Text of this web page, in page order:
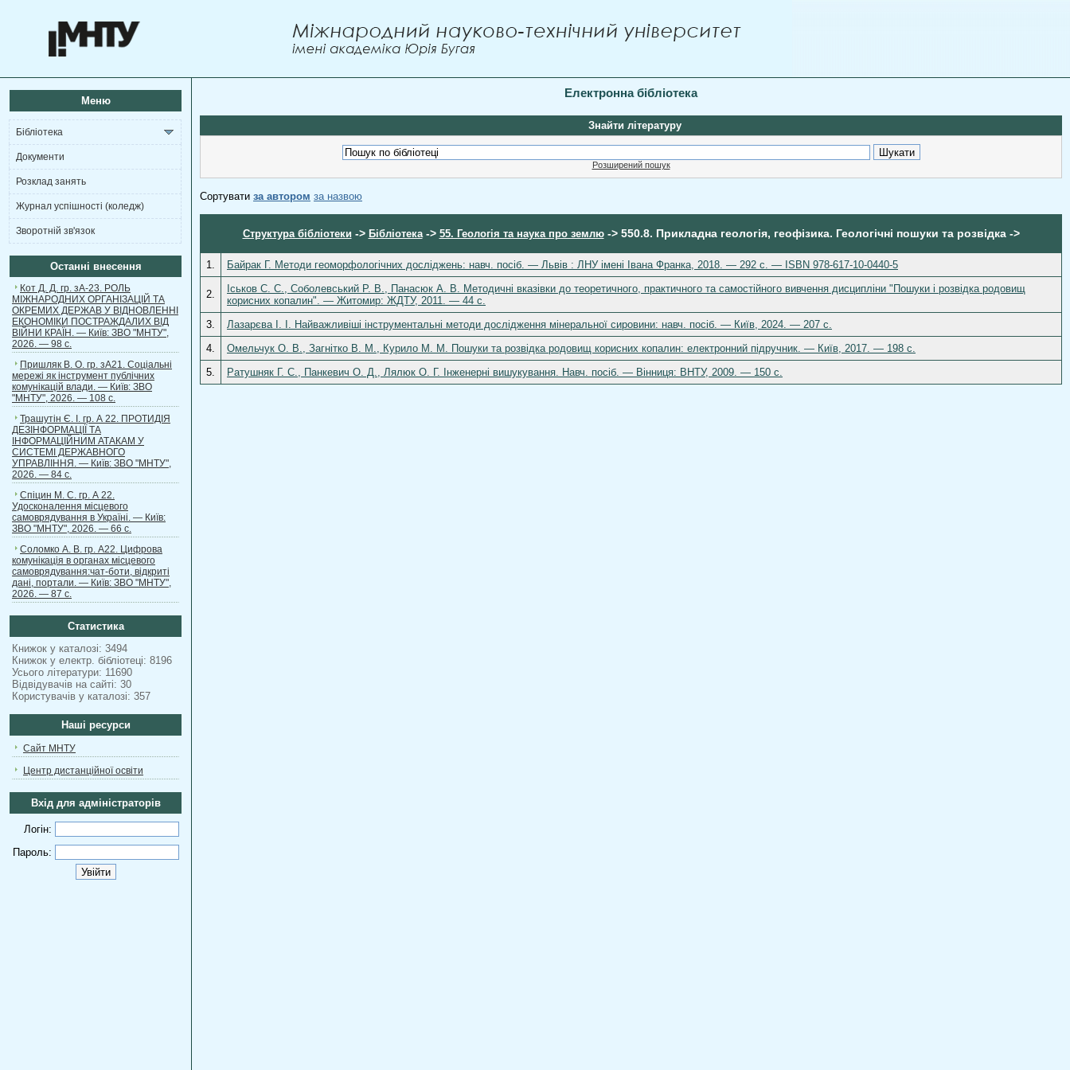
Меню
Бібліотека
Документи
Розклад занять
Журнал успішності (коледж)
Зворотній зв'язок
Останні внесення
Кот Д. Д. гр. зА-23. РОЛЬ
МІЖНАРОДНИХ ОРГАНІЗАЦІЙ ТА
ОКРЕМИХ ДЕРЖАВ У ВІДНОВЛЕННІ
ЕКОНОМІКИ ПОСТРАЖДАЛИХ ВІД
ВІЙНИ КРАЇН. — Київ: ЗВО "МНТУ",
2026. — 98 с.
Пришляк В. О. гр. зА21. Соціальні
мережі як інструмент публічних
комунікацій влади. — Київ: ЗВО
"МНТУ", 2026. — 108 с.
Трашутін Є. І. гр. А 22. ПРОТИДІЯ
ДЕЗІНФОРМАЦІЇ ТА
ІНФОРМАЦІЙНИМ АТАКАМ У
СИСТЕМІ ДЕРЖАВНОГО
УПРАВЛІННЯ. — Київ: ЗВО "МНТУ",
2026. — 84 с.
Спіцин М. С. гр. А 22.
Удосконалення місцевого
самоврядування в Україні. — Київ:
ЗВО "МНТУ", 2026. — 66 с.
Соломко А. В. гр. А22. Цифрова
комунікація в органах місцевого
самоврядування:чат-боти, відкриті
дані, портали. — Київ: ЗВО "МНТУ",
2026. — 87 с.
Статистика
Книжок у каталозі: 3494
Книжок у електр. бібліотеці: 8196
Усього літератури: 11690
Відвідувачів на сайті: 30
Користувачів у каталозі: 357
Наші ресурси
Сайт МНТУ
Центр дистанційної освіти
Вхід для адміністраторів
Логін:
Пароль:
Електронна бібліотека
Знайти літературу
Розширений пошук
Сортувати за автором за назвою
Структура бібліотеки -> Бібліотека-> 55. Геологія та наука про землю-> 550.8. Прикладна геологія, геофізика. Геологічні пошуки та розвідка ->
1. Байрак Г. Методи геоморфологічних досліджень: навч. посіб. — Львів : ЛНУ імені Івана Франка, 2018. — 292 с. — ISBN 978-617-10-0440-5
2.
Іськов С. С., Соболевський Р. В., Панасюк А. В. Методичні вказівки до теоретичного, практичного та самостійного вивчення дисципліни "Пошуки і розвідка родовищ
корисних копалин". — Житомир: ЖДТУ, 2011. — 44 с.
3.
Лазарєва І. І. Найважливіші інструментальні методи дослідження мінеральної сировини: навч. посіб. — Київ, 2024. — 207 с.
4.
Омельчук О. В., Загнітко В. М., Курило М. М. Пошуки та розвідка родовищ корисних копалин: електронний підручник. — Київ, 2017. — 198 с.
5.
Ратушняк Г. С., Панкевич О. Д., Лялюк О. Г. Інженерні вишукування. Навч. посіб. — Вінниця: ВНТУ, 2009. — 150 с.